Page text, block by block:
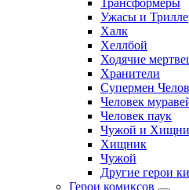
Ужасы и
Халк
Хеллбой
Ходячие
Хранители
Супермен
Человек
Человек паук
Чужой и
Хищник
Чужой
Другие герои
Герои комиксов